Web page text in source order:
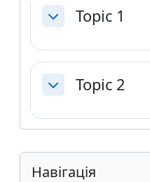
ЗгорнутиTopic 1
ЗгорнутиTopic 2
Блоки
Додаткові блоки
Пропустити Навігація
Навігація